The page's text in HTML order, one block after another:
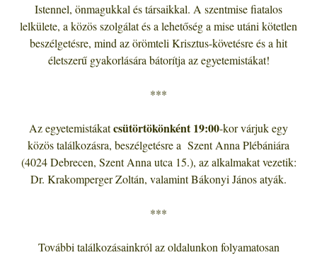
Istennel, önmagukkal és társaikkal. A szentmise fiatalos
lelkülete, a közös szolgálat és a lehetőség a mise utáni kötetlen
beszélgetésre, mind az örömteli Krisztus-követésre és a hit
életszerű gyakorlására bátorítja az egyetemistákat!
***
Az egyetemistákatcsütörtökönként 19:00-kor várjuk egy
közös találkozásra, beszélgetésre a Szent Anna Plébániára
(4024 Debrecen, Szent Anna utca 15.), az alkalmakat vezetik:
Dr. Krakomperger Zoltán, valamint Bákonyi János atyák.
***
További találkozásainkról az oldalunkon folyamatosan